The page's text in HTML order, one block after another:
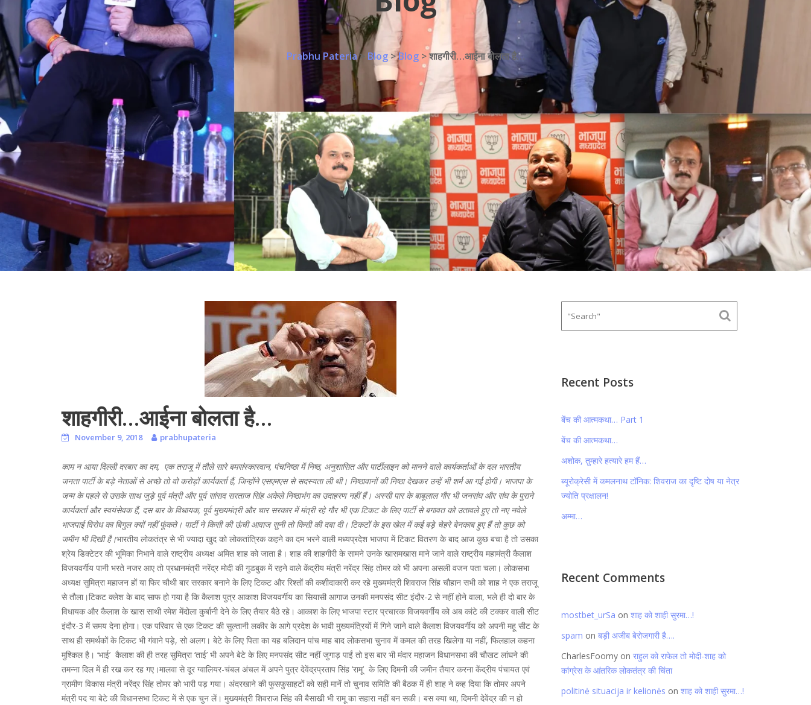
Prabhu Pateria> Blog>Blog>शाहगीरी…आईना बोलता है…
शाहगीरी…आईना बोलता है…
November 9, 2018 prabhupateria
काम न आया दिल्ली दरबार का दम, एक तराजू में तौले सारे बमसंस्कारवान, पंचनिष्ठा में निष्ठ, अनुशासित और पार्टीलाइन को मानने वाले कार्यकर्ताओं के दल भारतीय
जनता पार्टी के बड़े नेताओं से अच्छे तो वो करोड़ों कार्यकर्ता हैं, जिन्होंने एसएमएस से सदस्यता ली थी। निष्ठावानों की निष्ठा देखकर उन्हें भी शर्म आ गई होगी। भाजपा के
जन्म के पहले से उसके साथ जुड़े पूर्व मंत्री और पूर्व सांसद सरताज सिंह अकेले निष्ठाभंग का उदाहरण नहीं हैं। अस्सी पार के बाबूलाल गौर भी जनसंघ और संघ के पुराने
कार्यकर्ता और स्वयंसेवक हैं, दस बार के विधायक, पूर्व मुख्यमंत्री और चार सरकार में मंत्री रहे गौर भी एक टिकट के लिए पार्टी से बगावत को उतावले हुए तो नए नवेले
भाजपाई विरोध का बिगुल क्यों नहीं फूंकते। पार्टी ने किसी की ऊंची आवाज सुनी तो किसी की दबा दी। टिकटों के इस खेल में कई बड़े चेहरे बेनकाब हुए हैं तो कुछ को
जमीन भी दिखी है।भारतीय लोकतंत्र से भी ज्यादा खुद को लोकतांत्रिक कहने का दम भरने वाली मध्यप्रदेश भाजपा में टिकट वितरण के बाद आज कुछ बचा है तो उसका
श्रेय डिक्टेटर की भूमिका निभाने वाले राष्ट्रीय अध्यक्ष अमित शाह को जाता है। शाह की शाहगीरी के सामने उनके खासमखास माने जाने वाले राष्ट्रीय महामंत्री कैलाश
विजयवर्गीय पानी भरते नजर आए तो प्रधानमंत्री नरेंद्र मोदी की गुडबुक में रहने वाले केंद्रीय मंत्री नरेंद्र सिंह तोमर को भी अपना असली वजन पता चला। लोकसभा
अध्यक्ष सुमित्रा महाजन हों या फिर चौथी बार सरकार बनाने के लिए टिकट और रिश्तों की कशीदाकारी कर रहे मुख्यमंत्री शिवराज सिंह चौहान सभी को शाह ने एक तराजू
से तौला।टिकट क्लेश के बाद साफ हो गया है कि कैलाश पुत्र आकाश विजयवर्गीय का सियासी आगाज उनकी मनपसंद सीट इंदौर-2 से नहीं होने वाला, भले ही दो बार के
विधायक और कैलाश के खास साथी रमेश मेंदोला कुर्बानी देने के लिए तैयार बैठे रहे। आकाश के लिए भाजपा स्टार प्रचारक विजयवर्गीय को अब कांटे की टक्कर वाली सीट
इंदौर-3 में समय देना होगा। एक परिवार से एक टिकट की सुल्तानी लकीर के आगे प्रदेश के भावी मुख्यमंत्रियों में गिने जाने वाले कैलाश विजयवर्गीय को अपनी महू सीट के
साथ ही समर्थकों के टिकट भी गंवाने पड़े, सो अलग। बेटे के लिए पिता का यह बलिदान पांच माह बाद लोकसभा चुनाव में कमल की तरह खिलेगा या नहीं, फिलहाल कहना
मुश्किल है। ‘भाई’ कैलाश की ही तरह सुमित्रा ‘ताई’ भी अपने बेटे के लिए मनपसंद सीट नहीं जुगाड़ पाईं तो इस बार भी मंदार महाजन विधानसभा की चौखट लांघने की
तमन्ना दिल में ही रख कर रह गए।मालवा से दूर ग्वालियर-चंबल अंचल में अपने पुत्र देवेंद्रप्रताप सिंह ‘रामू’ के लिए दिमनी की जमीन तैयार करना केंद्रीय पंचायत एवं
ग्रामीण विकास मंत्री नरेंद्र सिंह तोमर को भारी पड़ गया। अंदरखाने की फुसफुसाहटों को सही मानें तो चुनाव समिति की बैठक में ही शाह ने कह दिया कि तोमर अपने
मंत्री पद या बेटे की विधानसभा टिकट में से एक चुन लें। मुख्यमंत्री शिवराज सिंह की बैसाखी भी रामू का सहारा नहीं बन सकी। बस क्या था, दिमनी देवेंद्र की न हो
Recent Posts
बेंच की आत्मकथा… Part 1
बेंच की आत्मकथा…
अशोक, तुम्हारे हत्यारे हम हैं…
ब्यूरोक्रेसी में कमलनाथ टॉनिक: शिवराज का दृष्टि दोष या नेत्र
ज्योति प्रक्षालन!
अम्मा…
Recent Comments
mostbet_urSa onशाह को शाही सुरमा…!
spam onबड़ी अजीब बेरोजगारी है….
CharlesFoomy onराहुल को राफेल तो मोदी-शाह को
कांग्रेस के आंतरिक लोकतंत्र की चिंता
politinė situacija ir kelionės onशाह को शाही सुरमा…!